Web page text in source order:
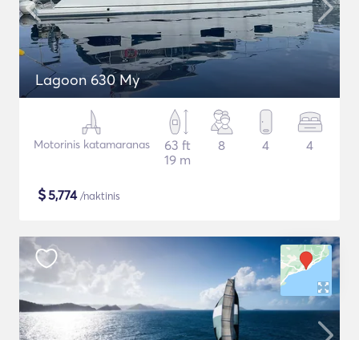
Lagoon 630 My
Motorinis katamaranas
63 ft
19 m
8 4 4
$5,774/naktinis